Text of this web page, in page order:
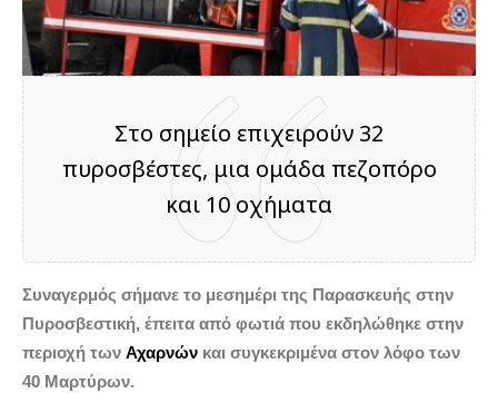
Στο σημείο επιχειρούν 32
πυροσβέστες, μια ομάδα πεζοπόρο
και 10 οχήματα
Συναγερμός σήμανε το μεσημέρι της Παρασκευής στην
Πυροσβεστική, έπειτα από φωτιά που εκδηλώθηκε στην
περιοχή των Αχαρνών και συγκεκριμένα στον λόφο των
40 Μαρτύρων.